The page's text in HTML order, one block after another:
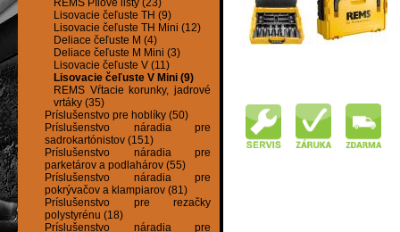
REMS Pílové listy (23)
Lisovacie čeľuste TH (9)
Lisovacie čeľuste TH Mini (12)
Deliace čeľuste M (4)
Deliace čeľuste M Mini (3)
Lisovacie čeľuste V (11)
Lisovacie čeľuste V Mini (9)
REMS Vŕtacie korunky, jadrové
vrtáky (35)
Príslušenstvo pre hoblíky (50)
Príslušenstvo náradia pre
sadrokartónistov (151)
Príslušenstvo náradia pre
parketárov a podlahárov (55)
Príslušenstvo náradia pre
pokrývačov a klampiarov (81)
Príslušenstvo pre rezačky
polystyrénu (18)
Príslušenstvo náradia pre